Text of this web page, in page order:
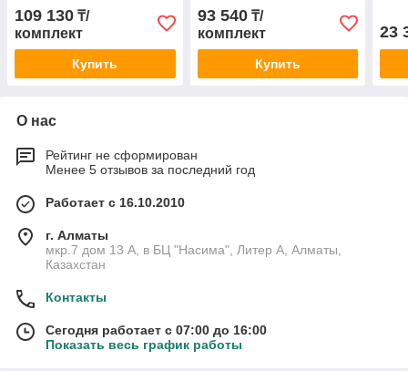
109 130 ₸/
комплект
Купить
93 540₸/
комплект
Купить
23
О нас
Рейтинг не сформирован
Менее 5 отзывов за последний год
Работает с 16.10.2010
г. Алматы
мкр.7 дом 13 А, в БЦ "Насима", Литер А, Алматы,
Казахстан
Контакты
Сегодня работает с 07:00 до 16:00
Показать весь график работы